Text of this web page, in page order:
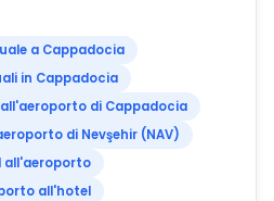
a Cappadocia
in Cappadocia
di Cappadocia
di Nevşehir (NAV)
all'aeroporto
all'hotel